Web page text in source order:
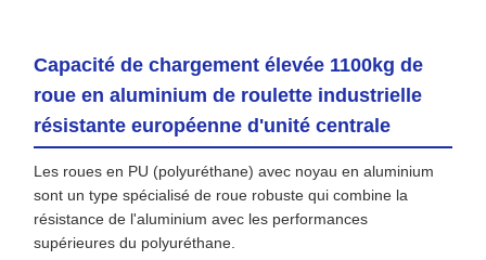
Capacité de chargement élevée 1100kg de
roue en aluminium de roulette industrielle
résistante européenne d'unité centrale
Les roues en PU (polyuréthane) avec noyau en aluminium
sont un type spécialisé de roue robuste qui combine la
résistance de l'aluminium avec les performances
supérieures du polyuréthane.